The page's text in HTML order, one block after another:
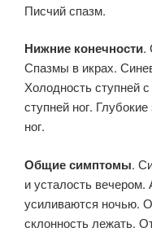
Писчий спазм.
Нижние конечности.
Спазмы в икрах.
Холодность ступней
ступней ног.
ног.
Общие симптомы.
и усталость
усиливаются ночью.
склонность лежать.